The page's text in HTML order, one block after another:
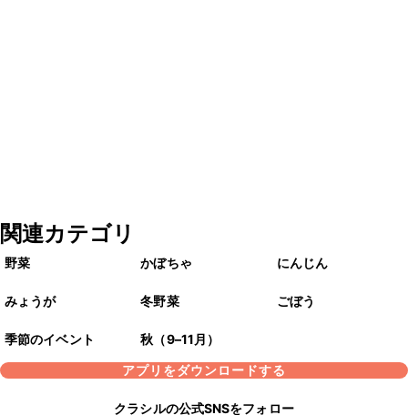
関連カテゴリ
野菜 かぼちゃ にんじん
みょうが 冬野菜 ごぼう
季節のイベント
秋（9–11月）
アプリをダウンロードする
クラシルの公式SNSをフォロー